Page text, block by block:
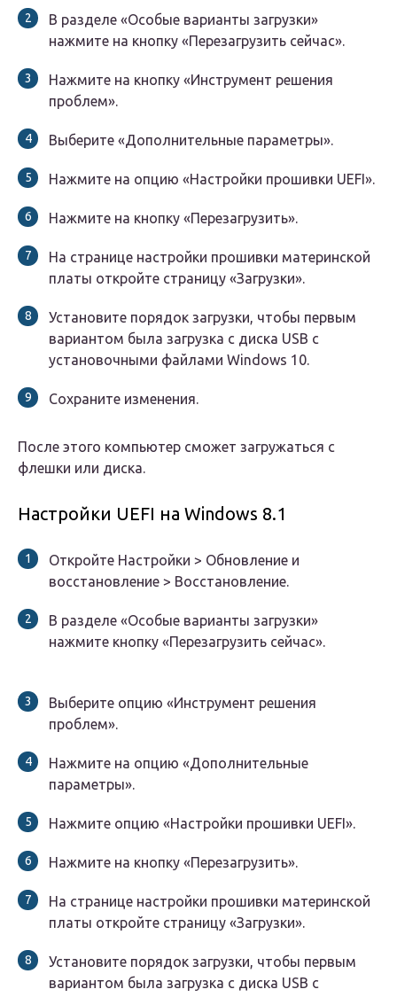
В разделе «Особые варианты загрузки»
нажмите на кнопку «Перезагрузить сейчас».
Нажмите на кнопку «Инструмент решения
проблем».
Выберите «Дополнительные параметры».
Нажмите на опцию «Настройки прошивки UEFI».
Нажмите на кнопку «Перезагрузить».
На странице настройки прошивки материнской
платы откройте страницу «Загрузки».
Установите порядок загрузки, чтобы первым
вариантом была загрузка с диска USB с
установочными файлами Windows 10.
Сохраните изменения.
После этого компьютер сможет загружаться с
флешки или диска.
Настройки UEFI на Windows 8.1
Откройте Настройки > Обновление и
восстановление > Восстановление.
В разделе «Особые варианты загрузки»
нажмите кнопку «Перезагрузить сейчас».
Выберите опцию «Инструмент решения
проблем».
Нажмите на опцию «Дополнительные
параметры».
Нажмите опцию «Настройки прошивки UEFI».
Нажмите на кнопку «Перезагрузить».
На странице настройки прошивки материнской
платы откройте страницу «Загрузки».
Установите порядок загрузки, чтобы первым
вариантом была загрузка с диска USB с